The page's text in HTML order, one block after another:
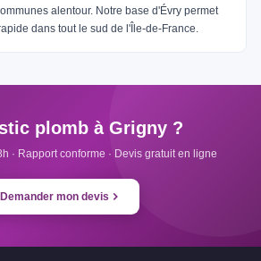
alentour. Notre base d'Évry permet
dans tout le sud de l'Île-de-France.
plomb à Grigny ?
· Rapport conforme · Devis gratuit en ligne
Demander mon devis